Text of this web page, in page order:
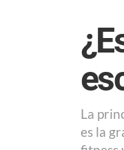
La
es la